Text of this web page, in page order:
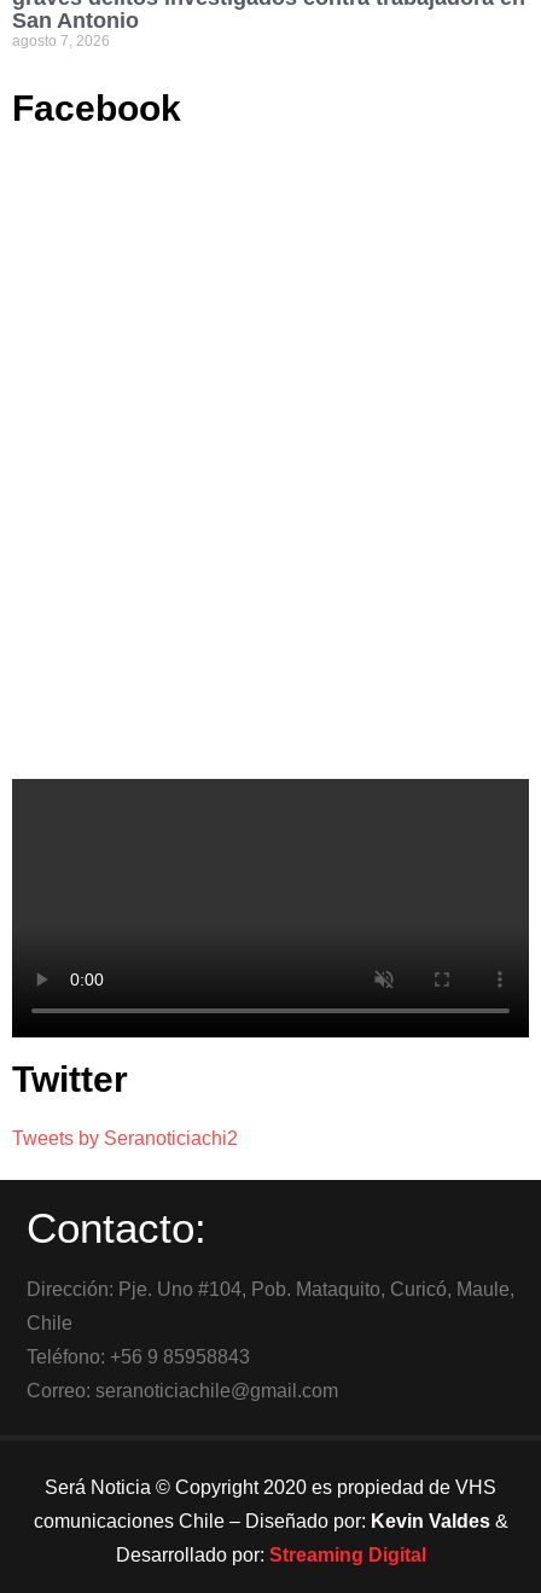
San Antonio
agosto 7, 2026
Facebook
Twitter
Tweets by Seranoticiachi2
Contacto:
Dirección: Pje. Uno #104, Pob. Mataquito, Curicó, Maule,
Chile
Teléfono: +56 9 85958843
Correo: seranoticiachile@gmail.com
Será Noticia © Copyright 2020 es propiedad de VHS
comunicaciones Chile – Diseñado por: Kevin Valdes&
Desarrollado por: Streaming Digital